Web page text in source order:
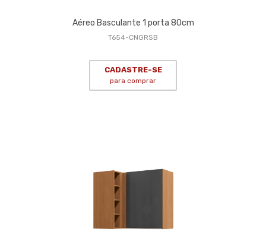
Aéreo Basculante 1 porta 80cm
T654-CNGRSB
CADASTRE-SE
para comprar